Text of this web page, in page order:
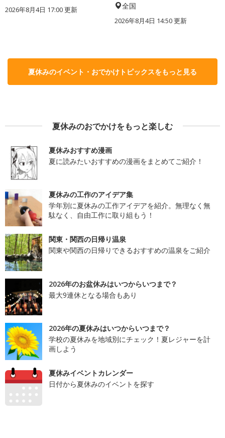
2026年8月4日 17:00更新 全国
2026年8月4日 14:50更新
夏休みのイベント・おでかけトピックスをもっと見る
夏休みのおでかけをもっと楽しむ
夏休みおすすめ漫画
夏に読みたいおすすめの漫画をまとめてご紹介！
夏休みの工作のアイデア集
学年別に夏休みの工作アイデアを紹介。無理なく無
駄なく、自由工作に取り組もう！
関東・関西の日帰り温泉
関東や関西の日帰りできるおすすめの温泉をご紹介
2026年のお盆休みはいつからいつまで？
最大9連休となる場合もあり
2026年の夏休みはいつからいつまで？
学校の夏休みを地域別にチェック！夏レジャーを計
画しよう
夏休みイベントカレンダー
日付から夏休みのイベントを探す